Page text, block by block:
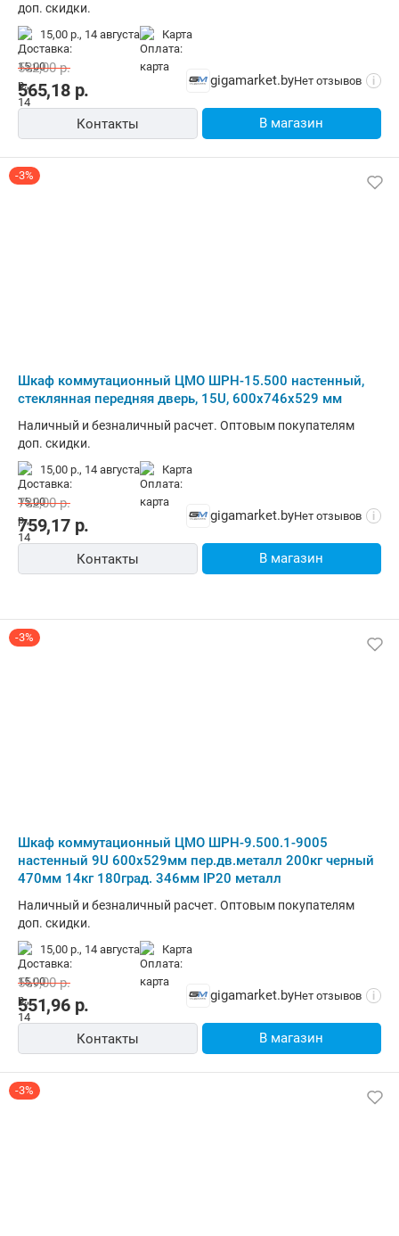
доп. скидки.
15,00 р., 14 августа карта
565,18р.
582,00р.
gigamarket.byНет отзывов i
Контакты В магазин
-3%
Шкаф коммутационный ЦМО ШРН-15.500 настенный,
стеклянная передняя дверь, 15U, 600x746x529 мм
Наличный и безналичный расчет. Оптовым покупателям
доп. скидки.
15,00 р., 14 августа карта
759,17р.
782,00р.
gigamarket.byНет отзывов i
Контакты В магазин
-3%
Шкаф коммутационный ЦМО ШРН-9.500.1-9005
настенный 9U 600x529мм пер.дв.металл 200кг черный
470мм 14кг 180град. 346мм IP20 металл
Наличный и безналичный расчет. Оптовым покупателям
доп. скидки.
15,00 р., 14 августа карта
551,96р.
569,00р.
gigamarket.byНет отзывов i
Контакты В магазин
-3%